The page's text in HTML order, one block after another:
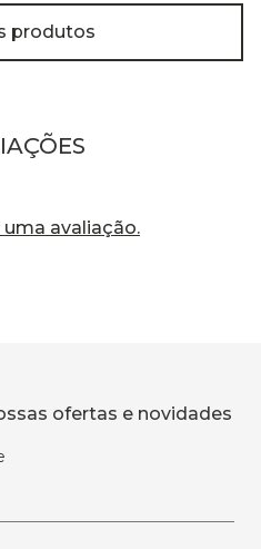
produtos
uma avaliação.
ofertas e novidades